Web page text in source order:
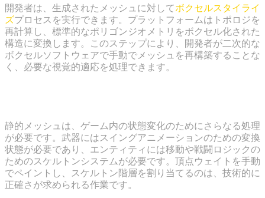
開発者は、生成されたメッシュに対してボクセルスタイライ
ズプロセスを実行できます。プラットフォームはトポロジを
再計算し、標準的なポリゴンジオメトリをボクセル化された
構造に変換します。このステップにより、開発者が二次的な
ボクセルソフトウェアで手動でメッシュを再構築することな
く、必要な視覚的適応を処理できます。
静的メッシュは、ゲーム内の状態変化のためにさらなる処理
が必要です。武器にはスイングアニメーションのための変換
状態が必要であり、エンティティには移動や戦闘ロジックの
ためのスケルトンシステムが必要です。頂点ウェイトを手動
でペイントし、スケルトン階層を割り当てるのは、技術的に
正確さが求められる作業です。